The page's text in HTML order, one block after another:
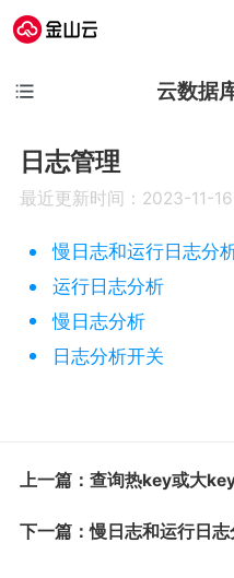
云数据
日志管理
最近更新时间：2023-11-16
慢日志和运行日志分
运行日志分析
慢日志分析
日志分析开关
上一篇：查询热key或大
下一篇：慢日志和运行日